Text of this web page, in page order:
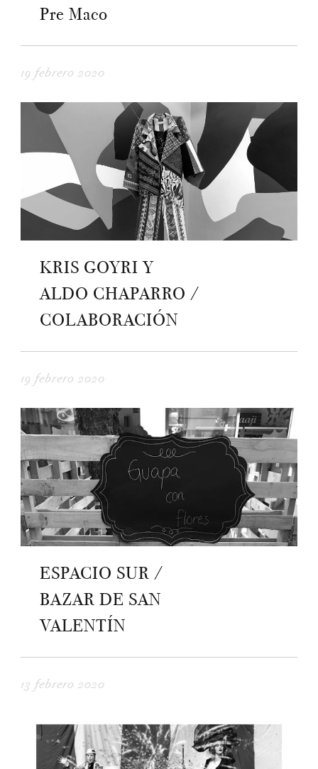
Pre Maco
19 febrero 2020
KRIS GOYRI Y
ALDO CHAPARRO /
COLABORACIÓN
19 febrero 2020
ESPACIO SUR /
BAZAR DE SAN
VALENTÍN
13 febrero 2020